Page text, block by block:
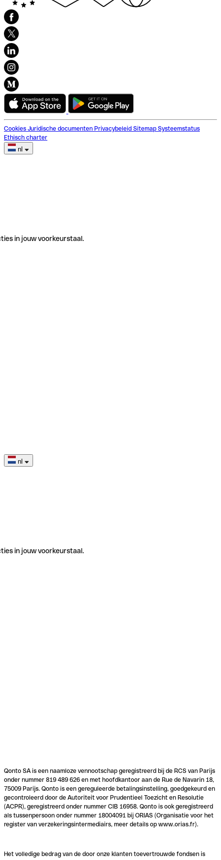
Cookies Juridische documenten Privacybeleid Sitemap Systeemstatus
Ethisch charter
nl
in jouw voorkeurstaal.
nl
in jouw voorkeurstaal.
Qonto SA is een naamloze vennootschap geregistreerd bij de RCS van Parijs
onder nummer 819 489 626 en met hoofdkantoor aan de Rue de Navarin 18,
75009 Parijs. Qonto is een gereguleerde betalingsinstelling, goedgekeurd en
gecontroleerd door de Autoriteit voor Prudentieel Toezicht en Resolutie
(ACPR), geregistreerd onder nummer CIB 16958. Qonto is ook geregistreerd
als tussenpersoon onder nummer 18004091 bij ORIAS (Organisatie voor het
register van verzekeringsintermediairs, meer details op www.orias.fr).
Het volledige bedrag van de door onze klanten toevertrouwde fondsen is